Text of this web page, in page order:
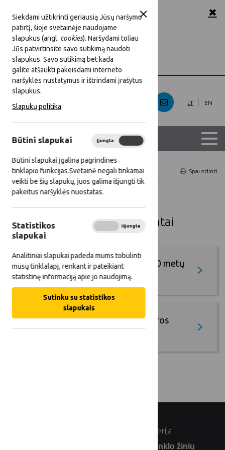
Siekdami užtikrinti geriausią Jūsų naršymo
patirtį, šioje svetainėje naudojame
slapukus (angl. cookies). Naršydami toliau
Jūs patvirtinsite savo sutikimą naudoti
slapukus. Savo sutikimą bet kada
galite atšaukti pakeisdami interneto
naršyklės nustatymus ir ištrindami įrašytus
slapukus.
Slapukų politika
Būtini slapukai Įjungta
Būtini slapukai įgalina pagrindines
tinklapio funkcijas.Svetainė negali tinkamai
veikti be šių slapukų, juos galima išjungti tik
pakeitus naršyklės nuostatas.
Statistikos
slapukai
Išjungta
Analitiniai slapukai padeda mums tobulinti
mūsų tinklalapį, renkant ir pateikiant
statistinę informaciją apie jo naudojimą.
Sutinku su statistikos
slapukais
Šriftas: A
Fonas: baltas Juoda
Iliustracijos: Rodyti Slėpti
✖
LT EN
Titulinis Dokumentai Spausdinti
Svarbiausi LKT veiklą
reglamentuojantys dokumentai
Lietuvos kaimo plėtros 2014–2020 metų
programa
Lietuvos žemės ūkio ir kaimo plėtros
2023–2027 m. strateginis planas
© Lietuvos Respublikos žemės ūkio ministerija
Užsiprenumeruokite Lietuvos kaimo tinklo žinių